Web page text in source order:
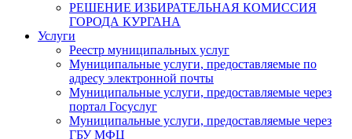
РЕШЕНИЕ ИЗБИРАТЕЛЬНАЯ КОМИССИЯ
ГОРОДА КУРГАНА
Услуги
Реестр муниципальных услуг
Муниципальные услуги, предоставляемые по
адресу электронной почты
Муниципальные услуги, предоставляемые через
портал Госуслуг
Муниципальные услуги, предоставляемые через
ГБУ МФЦ